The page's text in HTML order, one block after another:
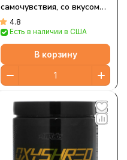
самочувствия, со вкусом
клубничного молочного
коктейля, 880 г (1,94
фунта)
4.8
Есть в наличии в США
В корзину